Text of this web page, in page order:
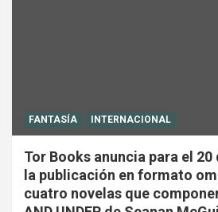
FANTASÍA INTERNACIONAL
Tor Books anuncia para el 20
la publicación en formato
cuatro novelas que